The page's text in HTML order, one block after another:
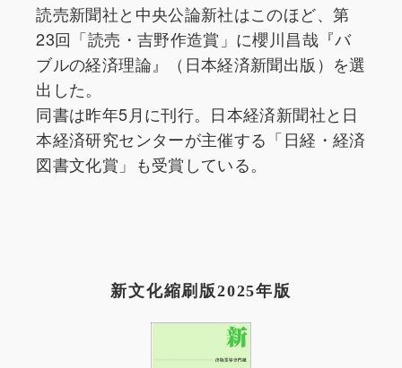
読売新聞社と中央公論新社はこのほど、第
23回「読売・吉野作造賞」に櫻川昌哉『バ
ブルの経済理論』（日本経済新聞出版）を選
出した。
同書は昨年5月に刊行。日本経済新聞社と日
本経済研究センターが主催する「日経・経済
図書文化賞」も受賞している。
新文化縮刷版2025年版